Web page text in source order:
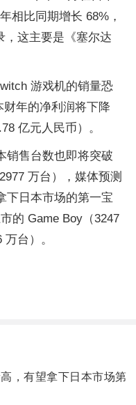
相比同期增长 68%，
，这主要是《塞尔达
游戏机的销量恐
年的净利润将下降
亿元人民币）。
销售台数也即将突破
万台），媒体预测
下日本市场的第一宝
的 Game Boy（3247
台）。
，有望拿下日本市场第